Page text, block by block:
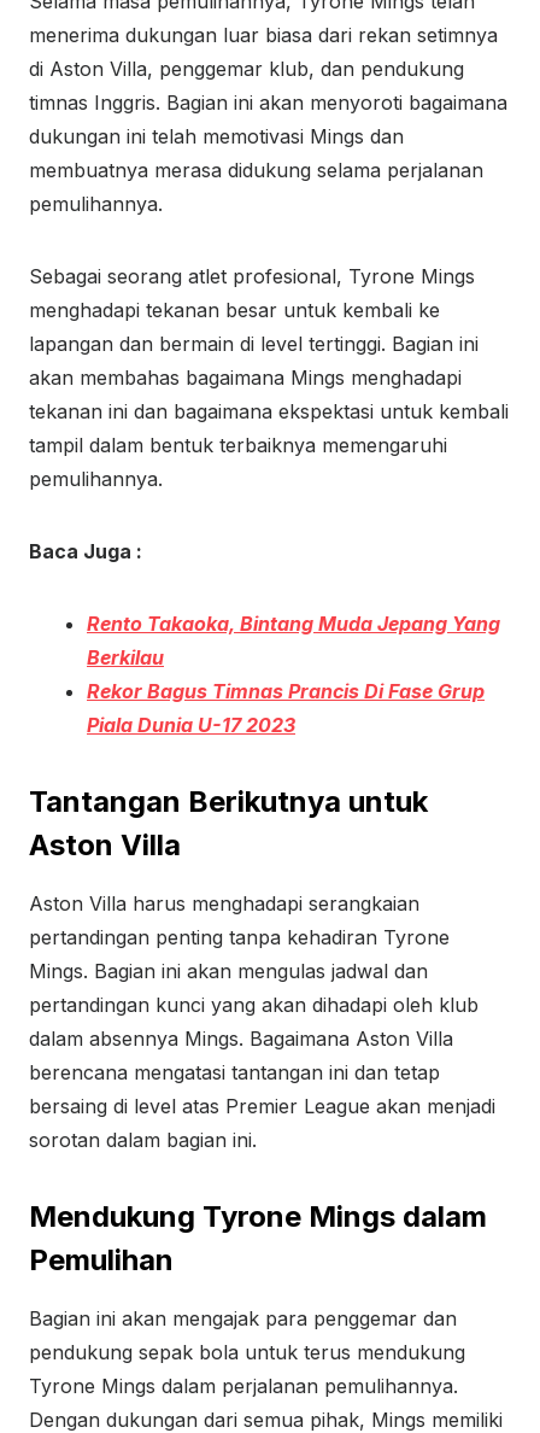
menerima dukungan luar biasa dari rekan setimnya
di Aston Villa, penggemar klub, dan pendukung
timnas Inggris. Bagian ini akan menyoroti bagaimana
dukungan ini telah memotivasi Mings dan
membuatnya merasa didukung selama perjalanan
pemulihannya.
Sebagai seorang atlet profesional, Tyrone Mings
menghadapi tekanan besar untuk kembali ke
lapangan dan bermain di level tertinggi. Bagian ini
akan membahas bagaimana Mings menghadapi
tekanan ini dan bagaimana ekspektasi untuk kembali
tampil dalam bentuk terbaiknya memengaruhi
pemulihannya.
Baca Juga :
Rento Takaoka, Bintang Muda Jepang Yang
Berkilau
Rekor Bagus Timnas Prancis Di Fase Grup
Piala Dunia U-17 2023
Tantangan Berikutnya untuk
Aston Villa
Aston Villa harus menghadapi serangkaian
pertandingan penting tanpa kehadiran Tyrone
Mings. Bagian ini akan mengulas jadwal dan
pertandingan kunci yang akan dihadapi oleh klub
dalam absennya Mings. Bagaimana Aston Villa
berencana mengatasi tantangan ini dan tetap
bersaing di level atas Premier League akan menjadi
sorotan dalam bagian ini.
Mendukung Tyrone Mings dalam
Pemulihan
Bagian ini akan mengajak para penggemar dan
pendukung sepak bola untuk terus mendukung
Tyrone Mings dalam perjalanan pemulihannya.
Dengan dukungan dari semua pihak, Mings memiliki